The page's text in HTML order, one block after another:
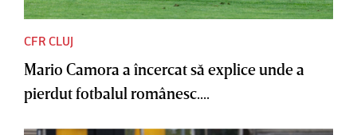
CFR CLUJ
Mario Camora a încercat să explice unde a
pierdut fotbalul românesc....